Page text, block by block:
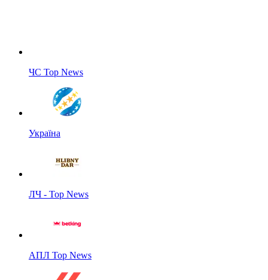
ЧС Top News
Україна
ЛЧ - Top News
АПЛ Top News